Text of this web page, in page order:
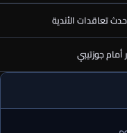
جوزتيبي